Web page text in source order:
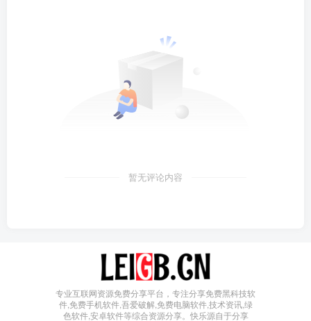
暂无评论内容
专业互联网资源免费分享平台，专注分享免费黑科技软
件,免费手机软件,吾爱破解,免费电脑软件,技术资讯,绿
色软件,安卓软件等综合资源分享。快乐源自于分享